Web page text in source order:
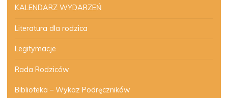
KALENDARZ WYDARZEŃ
Literatura dla rodzica
Legitymacje
Rada Rodziców
Biblioteka – Wykaz Podręczników